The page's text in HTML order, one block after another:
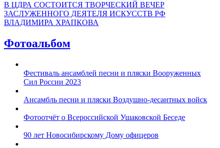
В ЦДРА СОСТОИТСЯ ТВОРЧЕСКИЙ ВЕЧЕР
ЗАСЛУЖЕННОГО ДЕЯТЕЛЯ ИСКУССТВ РФ
ВЛАДИМИРА ХРАПКОВА
Фотоальбом
Фестиваль ансамблей песни и пляски Вооруженных
Сил России 2023
Ансамбль песни и пляски Воздушно-десантных войск
Фотоотчёт о Всероссийской Ушаковской Беседе
90 лет Новосибирскому Дому офицеров